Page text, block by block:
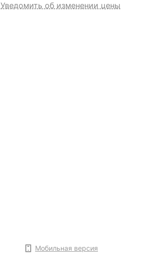
Уведомить об изменении цены
Мобильная версия